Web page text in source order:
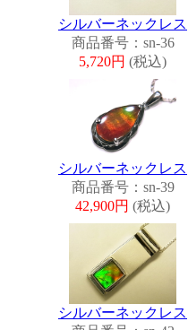
シルバーネックレス
商品番号：sn-36
5,720円 (税込)
シルバーネックレス
商品番号：sn-39
42,900円 (税込)
シルバーネックレス